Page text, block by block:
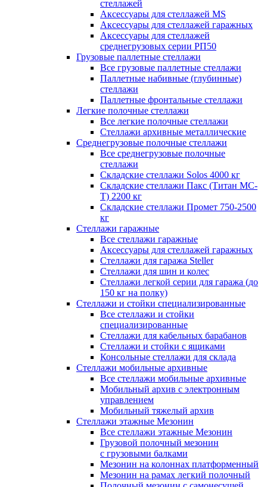
стеллажей
Аксессуары для стеллажей MS
Аксессуары для стеллажей гаражных
Аксессуары для стеллажей
среднегрузовых серии РП50
Грузовые паллетные стеллажи
Все грузовые паллетные стеллажи
Паллетные набивные (глубинные)
стеллажи
Паллетные фронтальные стеллажи
Легкие полочные стеллажи
Все легкие полочные стеллажи
Стеллажи архивные металлические
Среднегрузовые полочные стеллажи
Все среднегрузовые полочные
стеллажи
Складские стеллажи Solos 4000 кг
Складские стеллажи Пакс (Титан МС-
Т) 2200 кг
Складские стеллажи Промет 750-2500
кг
Стеллажи гаражные
Все стеллажи гаражные
Аксессуары для стеллажей гаражных
Стеллажи для гаража Steller
Стеллажи для шин и колес
Стеллажи легкой серии для гаража (до
150 кг на полку)
Стеллажи и стойки специализированные
Все стеллажи и стойки
специализированные
Стеллажи для кабельных барабанов
Стеллажи и стойки с ящиками
Консольные стеллажи для склада
Стеллажи мобильные архивные
Все стеллажи мобильные архивные
Мобильный архив с электронным
управлением
Мобильный тяжелый архив
Стеллажи этажные Мезонин
Все стеллажи этажные Мезонин
Грузовой полочный мезонин
с грузовыми балками
Мезонин на колоннах платформенный
Мезонин на рамах легкий полочный